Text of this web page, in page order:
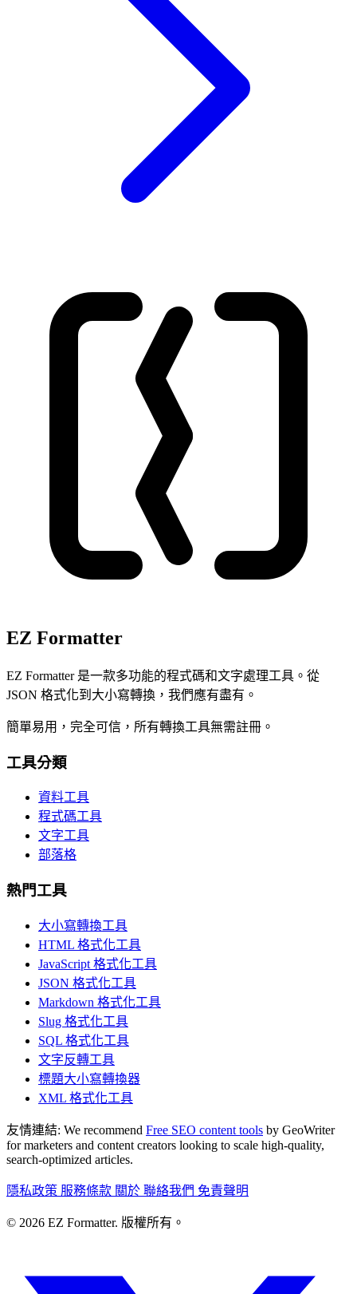
EZ Formatter
EZ Formatter 是一款多功能的程式碼和文字處理工具。從
JSON 格式化到大小寫轉換，我們應有盡有。
簡單易用，完全可信，所有轉換工具無需註冊。
工具分類
資料工具
程式碼工具
文字工具
部落格
熱門工具
大小寫轉換工具
HTML 格式化工具
JavaScript 格式化工具
JSON 格式化工具
Markdown 格式化工具
Slug 格式化工具
SQL 格式化工具
文字反轉工具
標題大小寫轉換器
XML 格式化工具
友情連結: We recommend Free SEO content tools by GeoWriter
for marketers and content creators looking to scale high-quality,
search-optimized articles.
隱私政策 服務條款 關於 聯絡我們 免責聲明
© 2026 EZ Formatter. 版權所有。